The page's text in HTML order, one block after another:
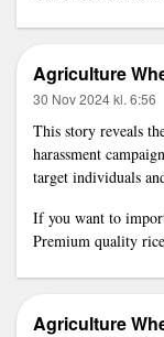
Agriculture
30 Nov 2024 kl. 6:56
This story reveals
harassment
target individuals
If you want to
Premium quality
Agriculture